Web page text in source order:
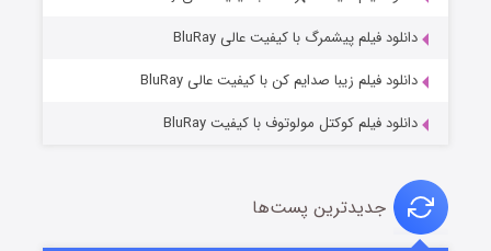
دانلود فیلم پیشمرگ با کیفیت عالی BluRay
دانلود فیلم زیبا صدایم کن با کیفیت عالی BluRay
دانلود فیلم کوکتل مولوتوف با کیفیت BluRay
جدیدترین پست‌ها